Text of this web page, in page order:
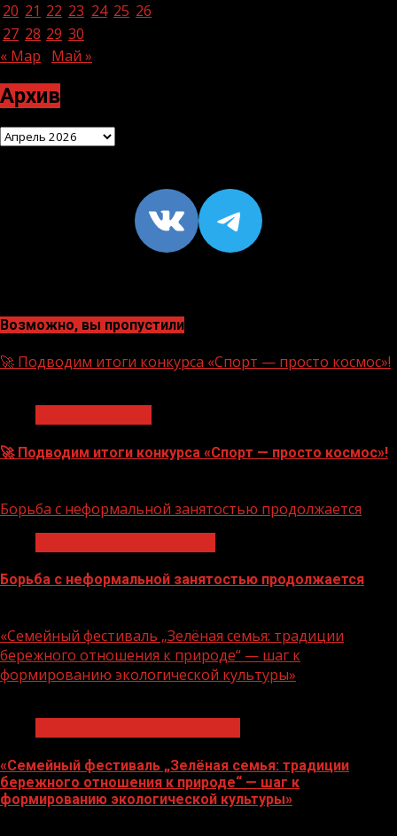
20 21 22 23 24 25 26
27 28 29 30
« Мар
Май »
Архив
Архив
VK https://
Возможно, вы пропустили
🚀 Подводим итоги конкурса «Спорт — просто космос»!
🚀 Подводим итоги конкурса «Спорт — просто космос»!
Борьба с неформальной занятостью продолжается
Борьба с неформальной занятостью продолжается
«Семейный фестиваль „Зелёная семья: традиции
бережного отношения к природе“ — шаг к
формированию экологической культуры»
«Семейный фестиваль „Зелёная семья: традиции
бережного отношения к природе“ — шаг к
формированию экологической культуры»